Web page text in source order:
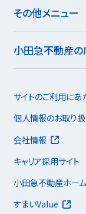
その他メニュー
小田急不動産
サイトのご利用にあ
個人情報のお取り
会社情報
キャリア採用サイト
小田急不動産ホーム
すまいValue